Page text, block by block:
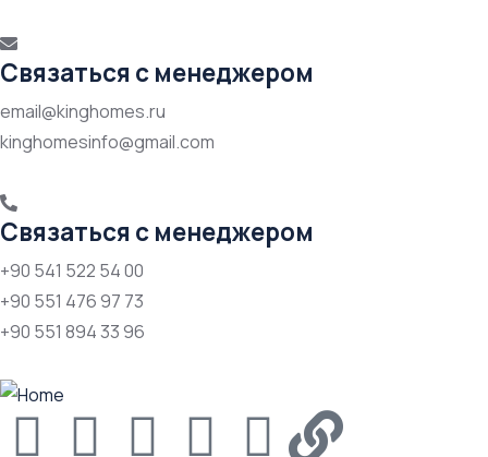
Связаться с менеджером
email@kinghomes.ru
kinghomesinfo@gmail.com
Связаться с менеджером
+90 541 522 54 00
+90 551 476 97 73
+90 551 894 33 96